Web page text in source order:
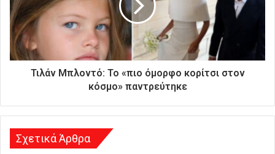
ς
δ
ύ
σ
Τιλάν Μπλοντό: Το «πιο όμορφο κορίτσι στον
κόσμο» παντρεύτηκε
Σχετικά Άρθρα